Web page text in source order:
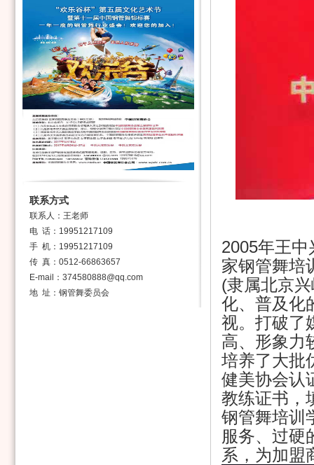
联系方式
联系人：王老师
电 话：19951217109
手 机：19951217109
传 真：0512-66863657
E-mail：374580888@qq.com
地 址：钢管舞委员会
2005年王
家钢管舞培
(隶属北京
化、普及化
视。打破了
高、形象力
培养了大批
健美协会认
教练证书，
钢管舞培训
服务、过硬
系，为加盟